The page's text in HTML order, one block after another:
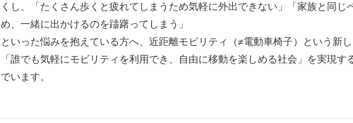
くし、「たくさん歩くと疲れてしまうため気軽に外出できない」「家族と同じ
め、一緒に出かけるのを躊躇ってしまう」
といった悩みを抱えている方へ、近距離モビリティ（≠電動車椅子）という新し
「誰でも気軽にモビリティを利用でき、自由に移動を楽しめる社会」を実現す
でいます。